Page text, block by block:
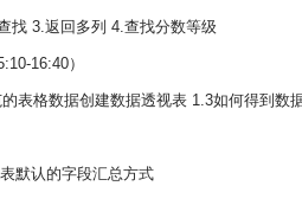
找 3.返回多列 4.查找分数等级
16:40）
表格数据创建数据透视表 1.3如何得到数
默认的字段汇总方式